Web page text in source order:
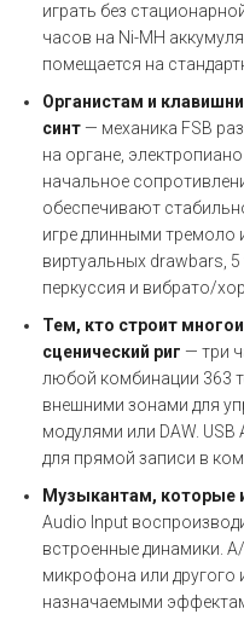
играть без
часов на Ni-MH
помещается на
Органистам и
синт — механика FSB
на органе,
начальное
обеспечивают
игре длинными тремоло
виртуальных drawbars, 5
перкуссия и вибрато/
Тем, кто строит
сценический риг — три
любой комбинации 363
внешними зонами для
модулями или DAW. USB
для прямой записи в
Музыкантам, которые
Audio Input
встроенные динамики.
микрофона или другого
назначаемыми